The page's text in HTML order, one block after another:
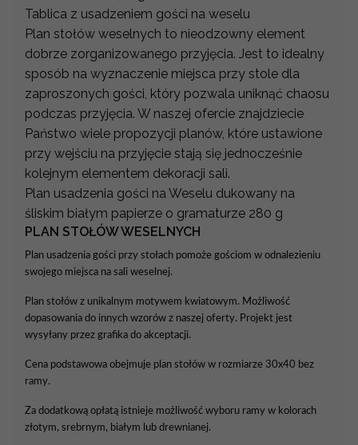
Tablica z usadzeniem gości na weselu
Plan stołów weselnych to nieodzowny element
dobrze zorganizowanego przyjęcia. Jest to idealny
sposób na wyznaczenie miejsca przy stole dla
zaproszonych gości, który pozwala uniknąć chaosu
podczas przyjęcia. W naszej ofercie znajdziecie
Państwo wiele propozycji planów, które ustawione
przy wejściu na przyjęcie stają się jednocześnie
kolejnym elementem dekoracji sali.
Plan usadzenia gości na Weselu dukowany na
śliskim białym papierze o gramaturze 280 g
PLAN STOŁÓW WESELNYCH
Plan usadzenia gości przy stołach pomoże gościom w odnalezieniu
swojego miejsca na sali weselnej.
Plan stołów z unikalnym motywem kwiatowym. Możliwość
dopasowania do innych wzorów z naszej oferty. Projekt jest
wysyłany przez grafika do akceptacji.
Cena podstawowa obejmuje plan stołów w rozmiarze 30x40 bez
ramy.
Za dodatkową opłatą istnieje możliwość wyboru ramy w kolorach
złotym, srebrnym, białym lub drewnianej.